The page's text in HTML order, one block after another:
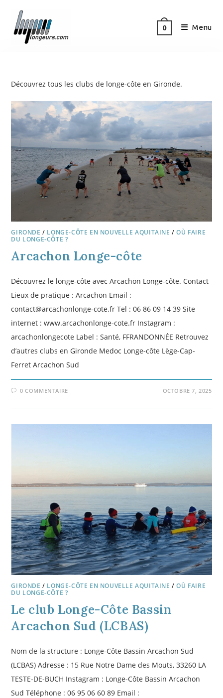
0 Menu
Découvrez tous les clubs de longe-côte en Gironde.
GIRONDE / LONGE-CÔTE EN NOUVELLE AQUITAINE /OÙ FAIRE
DU LONGE-CÔTE ?
Arcachon Longe-côte
Découvrez le longe-côte avec Arcachon Longe-côte. Contact
Lieux de pratique : Arcachon Email :
contact@arcachonlonge-cote.fr Tel : 06 86 09 14 39 Site
internet : www.arcachonlonge-cote.fr Instagram :
arcachonlongecote Label : Santé, FFRANDONNÉE Retrouvez
d’autres clubs en Gironde Medoc Longe-côte Lège-Cap-
Ferret Arcachon Sud
0 COMMENTAIRE OCTOBRE 7, 2025
GIRONDE / LONGE-CÔTE EN NOUVELLE AQUITAINE /OÙ FAIRE
DU LONGE-CÔTE ?
Le club Longe-Côte Bassin
Arcachon Sud (LCBAS)
Nom de la structure : Longe-Côte Bassin Arcachon Sud
(LCBAS) Adresse : 15 Rue Notre Dame des Mouts, 33260 LA
TESTE-DE-BUCH Instagram : Longe-Côte Bassin Arcachon
Sud Téléphone : 06 95 06 60 89 Email :